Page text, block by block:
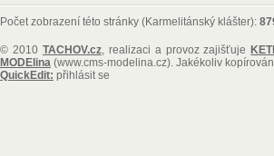
Počet zobrazení této stránky (Karmelitánský klášter):
© 2010 TACHOV.cz, realizaci a provoz zajišťuje
MODElina (www.cms-modelina.cz). Jakékoliv
QuickEdit: přihlásit se